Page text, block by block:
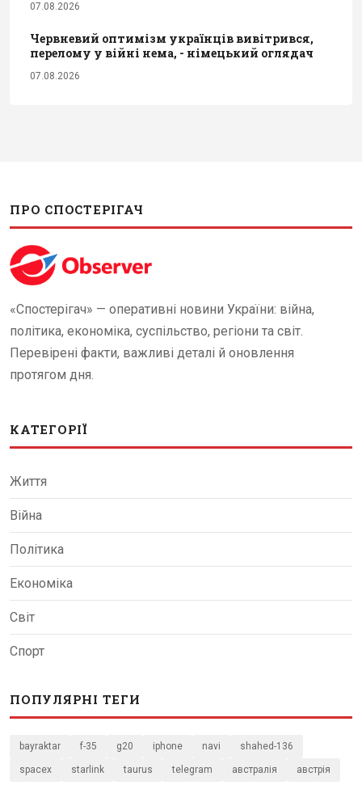
07.08.2026
Червневий оптимізм українців вивітрився,
перелому у війні нема, - німецький оглядач
07.08.2026
ПРО СПОСТЕРІГАЧ
«Спостерігач» — оперативні новини України: війна,
політика, економіка, суспільство, регіони та світ.
Перевірені факти, важливі деталі й оновлення
протягом дня.
КАТЕГОРІЇ
Життя
Війна
Політика
Економіка
Світ
Спорт
ПОПУЛЯРНІ ТЕГИ
bayraktar f-35 g20 iphone navi shahed-136
spacex starlink taurus telegram австралія австрія